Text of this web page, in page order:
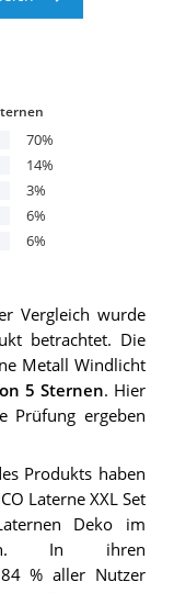
70%
14%
3%
6%
6%
Vergleich wurde
betrachtet. Die
Metall Windlicht
5 Sternen. Hier
Prüfung ergeben
Produkts haben
Laterne XXL Set
Deko im
In ihren
% aller Nutzer